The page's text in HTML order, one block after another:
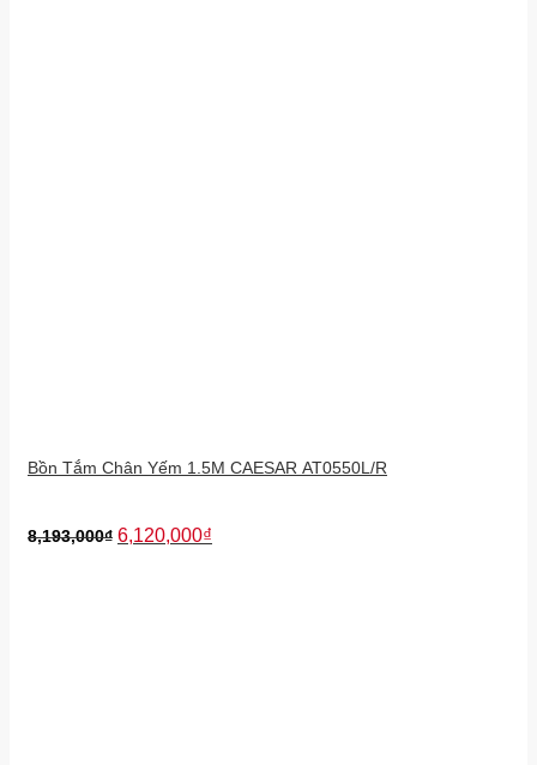
Bồn Tắm Chân Yếm 1.5M CAESAR AT0550L/R
8,193,000₫ 6,120,000₫